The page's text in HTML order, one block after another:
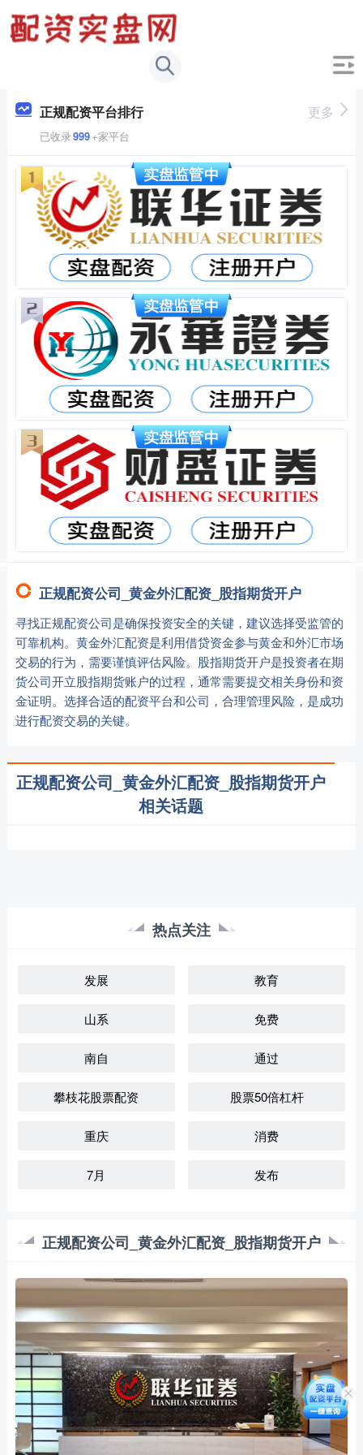
正规配资平台排行
已收录999+家平台
更多
正规配资公司_黄金外汇配资_股指期货开户
寻找正规配资公司是确保投资安全的关键，建议选择受监管的
可靠机构。黄金外汇配资是利用借贷资金参与黄金和外汇市场
交易的行为，需要谨慎评估风险。股指期货开户是投资者在期
货公司开立股指期货账户的过程，通常需要提交相关身份和资
金证明。选择合适的配资平台和公司，合理管理风险，是成功
进行配资交易的关键。
正规配资公司_黄金外汇配资_股指期货开户
相关话题
热点关注
发展 教育
山系 免费
南自 通过
攀枝花股票配资 股票50倍杠杆
重庆 消费
7月 发布
正规配资公司_黄金外汇配资_股指期货开户